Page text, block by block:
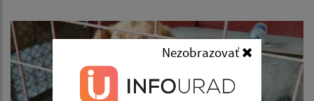
Nezobrazovať